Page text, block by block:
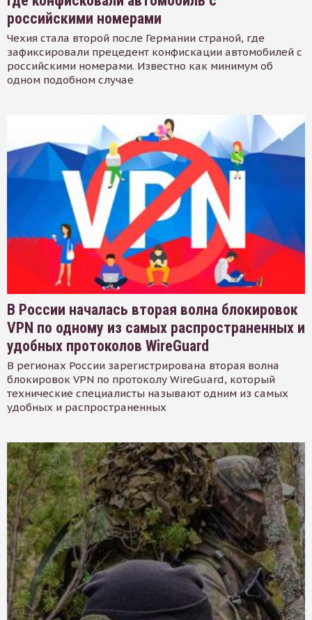
российскими номерами
Чехия стала второй после Германии страной, где
зафиксировали прецедент конфискации автомобилей с
российскими номерами. Известно как минимум об
одном подобном случае
В России началась вторая волна блокировок
VPN по одному из самых распространенных и
удобных протоколов WireGuard
В регионах России зарегистрирована вторая волна
блокировок VPN по протоколу WireGuard, который
технические специалисты называют одним из самых
удобных и распространенных